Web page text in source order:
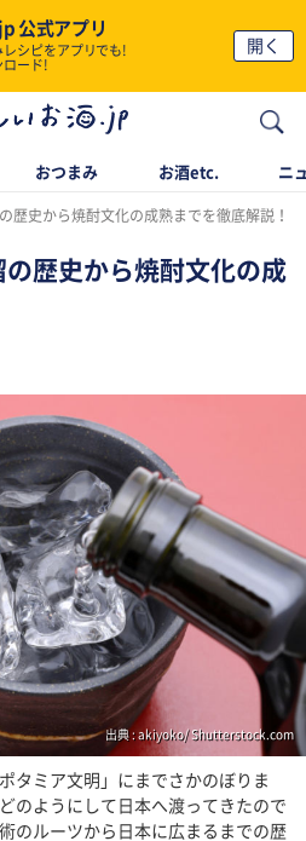
公式アプリ
シピをアプリでも!
ロード!
開く
おつまみ お酒etc. ニ
歴史から焼酎文化の成熟までを徹底解説！
の歴史から焼酎文化の成
出典 : akiyoko/ Shutterstock.com
タミア文明」にまでさかのぼりま
のようにして日本へ渡ってきたので
のルーツから日本に広まるまでの歴